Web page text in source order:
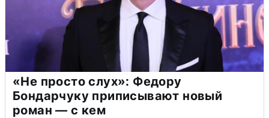
«Не просто слух»: Федору
Бондарчуку приписывают новый
роман — с кем